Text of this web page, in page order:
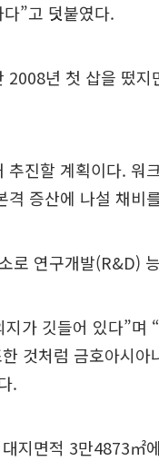
”고 덧붙였다.
년 첫 삽을 떴
진할 계획이다. 워
증산에 나설 채비
로 연구개발(R&D)
가 깃들어 있다”며
것처럼 금호아시
.
지면적 3만4873㎡